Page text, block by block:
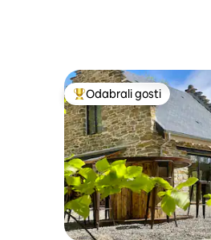
Među najviše
Odabrali gosti